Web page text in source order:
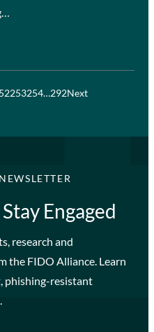
253254…292Next
Engaged
research and
the FIDO Alliance. Learn
phishing-resistant